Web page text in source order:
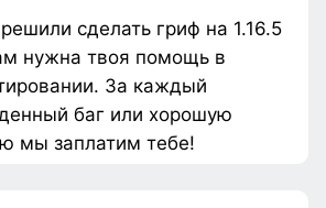
сделать гриф на 1.16.5
нужна твоя помощь в
За каждый
баг или хорошую
мы заплатим тебе!